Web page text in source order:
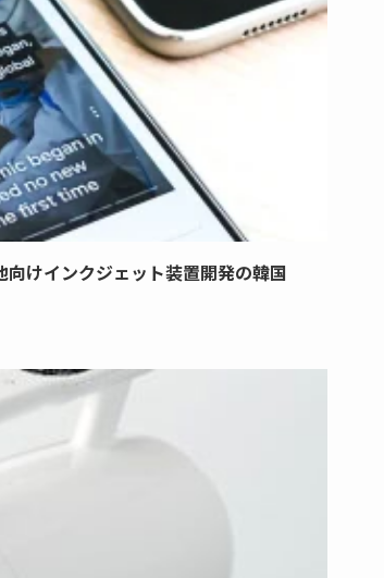
けインクジェット装置開発の韓国